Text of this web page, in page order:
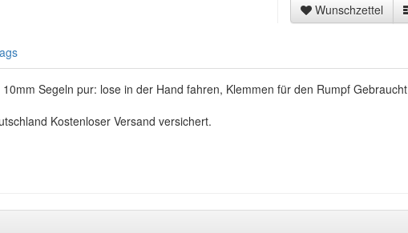
Wunschzettel
Segeln pur: lose in der Hand fahren, Klemmen für den Rumpf Gebraucht
Kostenloser Versand versichert.